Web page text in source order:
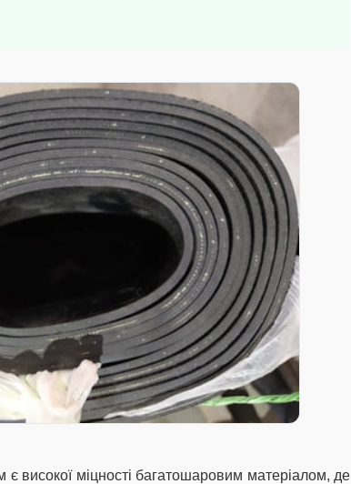
високої міцності багатошаровим матеріалом, де